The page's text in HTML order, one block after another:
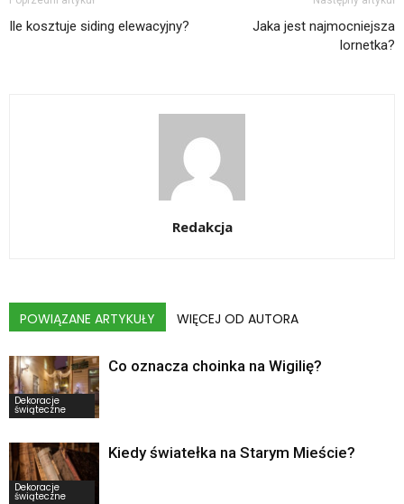
Ile kosztuje siding elewacyjny?
Jaka jest najmocniejsza
lornetka?
Redakcja
POWIĄZANE ARTYKUŁY WIĘCEJ OD AUTORA
Dekoracje
świąteczne
Co oznacza choinka na Wigilię?
Dekoracje
świąteczne
Kiedy światełka na Starym Mieście?